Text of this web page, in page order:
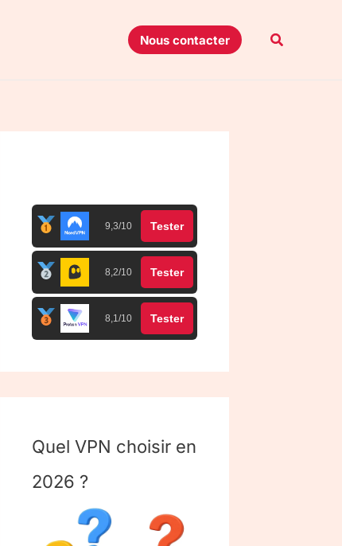
Nous contacter
9,3/10 Tester
8,2/10 Tester
8,1/10 Tester
Quel VPN choisir en
2026 ?